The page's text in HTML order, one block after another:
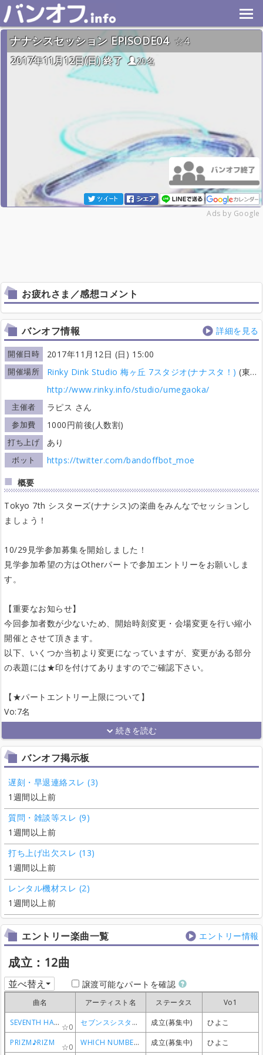
ナナシスセッション EPISODE04
4
2017年11月12日(日) 終了
20名
Ads by Google
お疲れさま／感想コメント
バンオフ情報 詳細を見る
開催日時 2017年11月12日 (日) 15:00
開催場所 Rinky Dink Studio 梅ヶ丘 7スタジオ(ナナスタ！) (東京都)
http://www.rinky.info/studio/umegaoka/
主催者 ラピス さん
参加費 1000円前後(人数割)
打ち上げ あり
ボット
https://twitter.com/bandoffbot_moe
概要
Tokyo 7th シスターズ(ナナシス)の楽曲をみんなでセッションし
ましょう！
10/29見学参加募集を開始しました！
見学参加希望の方はOtherパートで参加エントリーをお願いしま
す。
【重要なお知らせ】
今回参加者数が少ないため、開始時刻変更・会場変更を行い縮小
開催とさせて頂きます。
以下、いくつか当初より変更になっていますが、変更がある部分
の表題には★印を付けてありますのでご確認下さい。
【★パートエントリー上限について】
Vo:7名
バンオフ掲示板
遅刻・早退連絡スレ (3)
1週間以上前
質問・雑談等スレ (9)
1週間以上前
打ち上げ出欠スレ (13)
1週間以上前
レンタル機材スレ (2)
1週間以上前
エントリー楽曲一覧 エントリー情報
成立：12曲
並べ替え 譲渡可能なパートを確認
曲名 アーティスト名 ステータス
Vo1
SEVENTH HAVEN
0 セブンスシスターズ 成立(募集中)
ひよこ
PRIZM♪RIZM
0 WHICH NUMBER 4 成立(募集中) ひよこ
曲名 アーティスト名 ステータス
Vo1
SEVENTH HAVEN
0 セブンスシスターズ 成立(募集中)
ひよこ
PRIZM♪RIZM
0 WHICH NUMBER 4 成立(募集中) ひよこ
曲名 アーティスト名 ステータス
Vo1
SEVENTH HAVEN
0 セブンスシスターズ 成立(募集中)
ひよこ
PRIZM♪RIZM
0 WHICH NUMBER 4 成立(募集中) ひよこ
曲名 アーティスト名 ステータス
Vo1
SEVENTH HAVEN
0 セブンスシスターズ 成立(募集中)
ひよこ
PRIZM♪RIZM
0 WHICH NUMBER 4 成立(募集中) ひよこ